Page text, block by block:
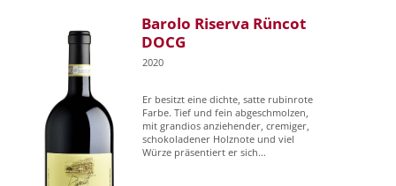
Barolo Riserva Rüncot
DOCG
2020
Er besitzt eine dichte, satte rubinrote
Farbe. Tief und fein abgeschmolzen,
mit grandios anziehender, cremiger,
schokoladener Holznote und viel
Würze präsentiert er sich...